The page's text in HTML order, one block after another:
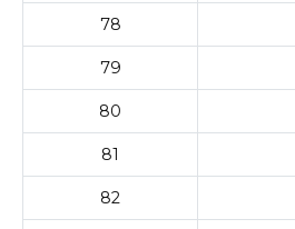
78
79
80
81
82